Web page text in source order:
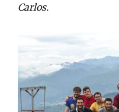
Carlos.